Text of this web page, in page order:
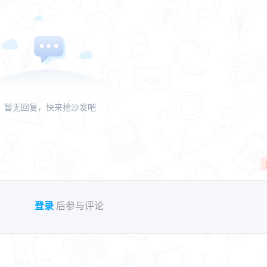
暂无回复，快来抢沙发吧
登录 后参与评论